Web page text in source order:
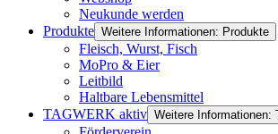
Neukunde werden
Produkte Weitere Informationen: Produkte
Fleisch, Wurst, Fisch
MoPro & Eier
Leitbild
Haltbare Lebensmittel
TAGWERK aktiv Weitere Informationen: